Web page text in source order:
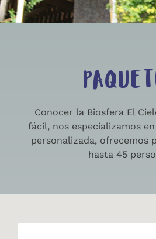
Conocer la Biosfera El
fácil, nos especializamos
personalizada, ofrecemos
hasta 45